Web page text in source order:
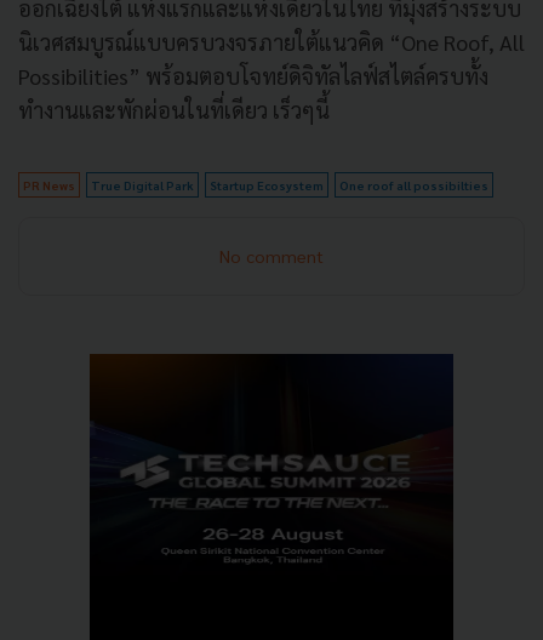
ออกเฉียงใต้ แห่งแรกและแห่งเดียวในไทย ที่มุ่งสร้างระบบ
นิเวศสมบูรณ์แบบครบวงจรภายใต้แนวคิด “One Roof, All
Possibilities” พร้อมตอบโจทย์ดิจิทัลไลฟ์สไตล์ครบทั้ง
ทำงานและพักผ่อนในที่เดียว เร็วๆนี้
PR News True Digital Park Startup Ecosystem One roof all possibilties
No comment